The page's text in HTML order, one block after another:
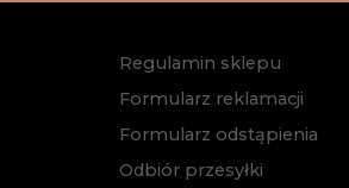
Regulamin sklepu
Formularz reklamacji
Formularz odstąpienia
Odbiór przesyłki